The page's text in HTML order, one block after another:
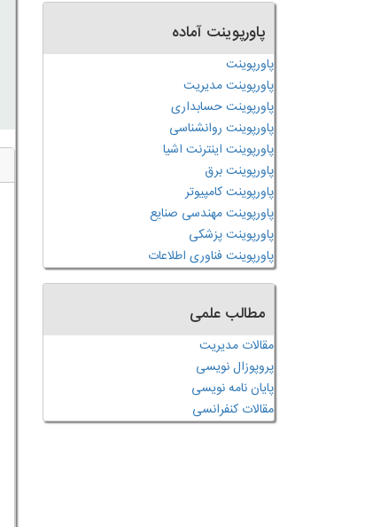
پاورپوینت آماده
پاورپوینت
پاورپوینت مدیریت
پاورپوینت حسابداری
پاورپوینت روانشناسی
پاورپوینت اینترنت اشیا
پاورپوینت برق
پاورپوینت کامپیوتر
پاورپوینت مهندسی صنایع
پاورپوینت پزشکی
پاورپوینت فناوری اطلاعات
مطالب علمی
مقالات مدیریت
پروپوزال نویسی
پایان نامه نویسی
مقالات کنفرانسی